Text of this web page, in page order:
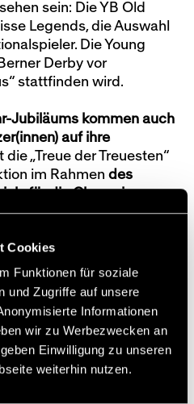
Cookies
Funktionen für soziale
und Zugriffe auf unsere
Informationen
wir zu Werbezwecken an
Einwilligung zu unseren
weiterhin nutzen.
sein: Die YB Old
Legends, die Auswahl
Die Young
Derby vor
stattfinden wird.
Jubiläums kommen auch
auf ihre
die „Treue der Treuesten“
im Rahmen des
für die Champions
Juli). Bei diesem YB-
Besitzer(innen)
Prozent auf ihrem Platz
im Sektor D
Franken (statt 36
nicht Abonnent sind,
recht, noch vor dem
eine